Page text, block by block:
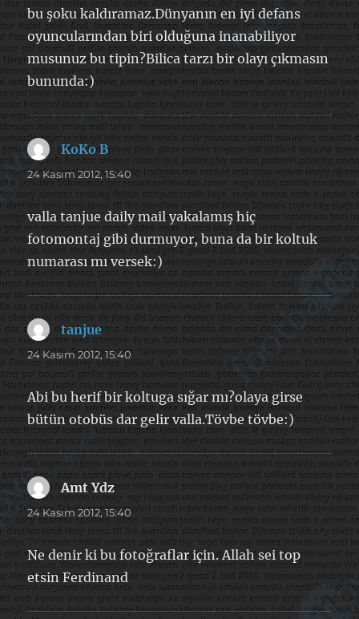
bu şoku kaldıramaz.Dünyanın en iyi defans
oyuncularından biri olduğuna inanabiliyor
musunuz bu tipin?Bilica tarzı bir olayı çıkmasın
bununda:)
KoKo Bdedi
ki:
24 Kasım 2012, 15:40
valla tanjue daily mail yakalamış hiç
fotomontaj gibi durmuyor, buna da bir koltuk
numarası mı versek:)
tanjuededi
ki:
24 Kasım 2012, 15:40
Abi bu herif bir koltuga sığar mı?olaya girse
bütün otobüs dar gelir valla.Tövbe tövbe:)
Amt Ydzdedi
ki:
24 Kasım 2012, 15:40
Ne denir ki bu fotoğraflar için. Allah sei top
etsin Ferdinand